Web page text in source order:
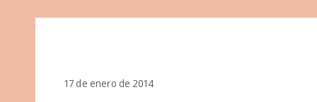
17 de enero de 2014